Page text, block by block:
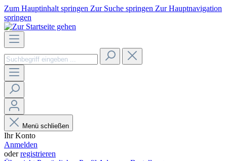
Zum Hauptinhalt springen Zur Suche springen Zur Hauptnavigation
springen
Menü schließen
Ihr Konto
Anmelden
oderregistrieren